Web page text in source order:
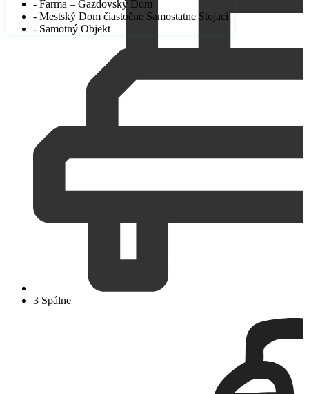
- Farma – Gazdovský Dom
- Mestský Dom čiastočne Samostatne Stojaci
- Samotný Objekt
3 Spálne